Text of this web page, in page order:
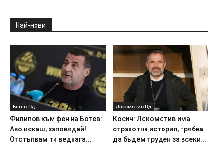
Най-нови
Ботев Пд
Филипов към фен на Ботев:
Ако искаш, заповядай!
Отстъпвам ти веднага...
Локомотив Пд
Косич: Локомотив има
страхотна история, трябва
да бъдем труден за всеки...